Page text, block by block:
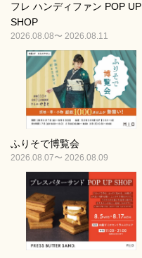
フレ ハンディファン POP UP
SHOP
2026.08.08〜 2026.08.11
ふりそで博覧会
2026.08.07〜 2026.08.09